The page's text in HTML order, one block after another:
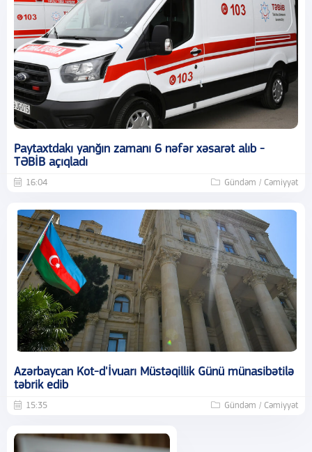
Paytaxtdakı yanğın zamanı 6 nəfər xəsarət alıb -
TƏBİB açıqladı
16:04 Gündəm / Cəmiyyət
Azərbaycan Kot-d'İvuarı Müstəqillik Günü münasibətilə
təbrik edib
15:35 Gündəm / Cəmiyyət